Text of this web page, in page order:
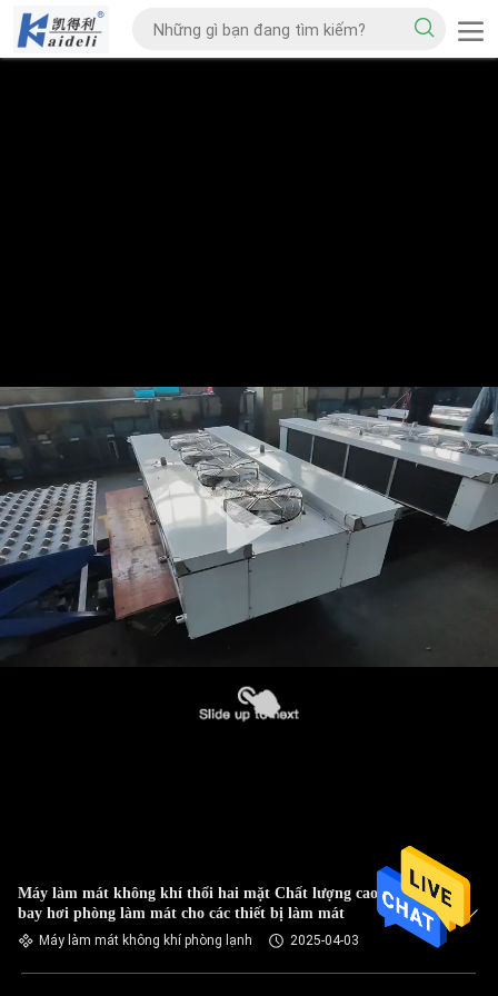
Máy làm mát không khí thổi hai mặt Chất lượng cao Thiết bị
bay hơi phòng làm mát cho các thiết bị làm mát
Máy làm mát không khí phòng lạnh 2025-04-03